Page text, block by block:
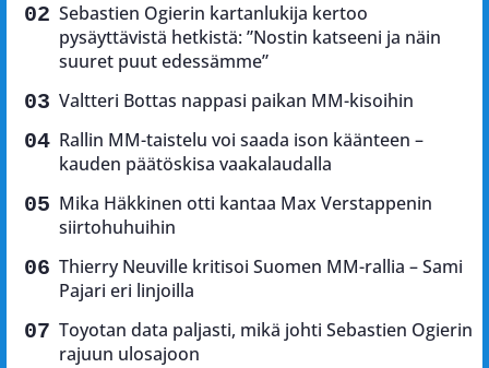
Sebastien Ogierin kartanlukija kertoo
pysäyttävistä hetkistä: ”Nostin katseeni ja näin
suuret puut edessämme”
Valtteri Bottas nappasi paikan MM-kisoihin
Rallin MM-taistelu voi saada ison käänteen –
kauden päätöskisa vaakalaudalla
Mika Häkkinen otti kantaa Max Verstappenin
siirtohuhuihin
Thierry Neuville kritisoi Suomen MM-rallia – Sami
Pajari eri linjoilla
Toyotan data paljasti, mikä johti Sebastien Ogierin
rajuun ulosajoon